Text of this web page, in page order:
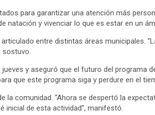
para garantizar una atención más
natación y vivenciar lo que es estar en un
entre distintas áreas municipales.
sostuvo.
y aseguró que el futuro del programa
que este programa siga y perdure en el
comunidad. “Ahora se despertó la
inicial de esta actividad”, manifestó.